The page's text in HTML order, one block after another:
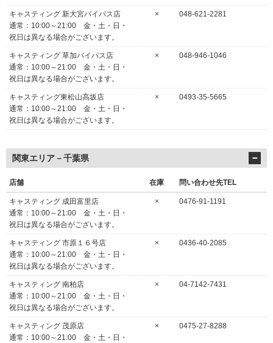
キャスティング 新大宮バイパス店
通常：10:00～21:00 金・土・日・
祝日は異なる場合がございます。
× 048-621-2281
キャスティング 草加バイパス店
通常：10:00～21:00 金・土・日・
祝日は異なる場合がございます。
× 048-946-1046
キャスティング東松山高坂店
通常：10:00～21:00 金・土・日・
祝日は異なる場合がございます。
× 0493-35-5665
関東エリア－千葉県
店舗 在庫 問い合わせ先TEL
キャスティング 成田富里店
通常：10:00～21:00 金・土・日・
祝日は異なる場合がございます。
× 0476-91-1191
キャスティング 市原１６号店
通常：10:00～21:00 金・土・日・
祝日は異なる場合がございます。
× 0436-40-2085
キャスティング 南柏店
通常：10:00～21:00 金・土・日・
祝日は異なる場合がございます。
× 04-7142-7431
キャスティング 茂原店
通常：10:00～21:00 金・土・日・
× 0475-27-8288